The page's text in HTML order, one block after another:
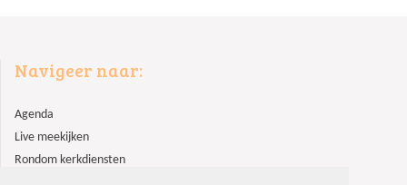
Navigeer naar:
Agenda
Live meekijken
Rondom kerkdiensten